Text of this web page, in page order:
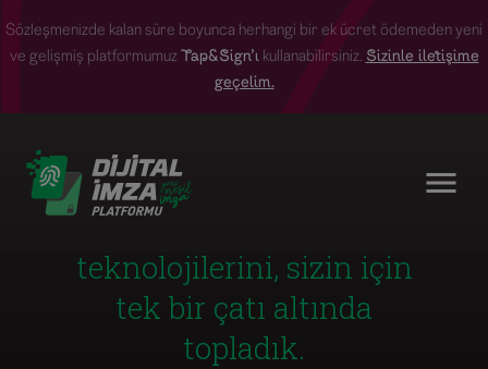
Sözleşmenizde kalan süre boyunca herhangi bir ek ücret ödemeden yeni
ve gelişmiş platformumuzTap&Sign'ıkullanabilirsiniz. Sizinle iletişime
geçelim.
Tüm dijital imza
teknolojilerini, sizin için
tek bir çatı altında
topladık.